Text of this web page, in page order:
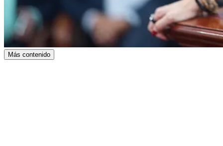
Más contenido